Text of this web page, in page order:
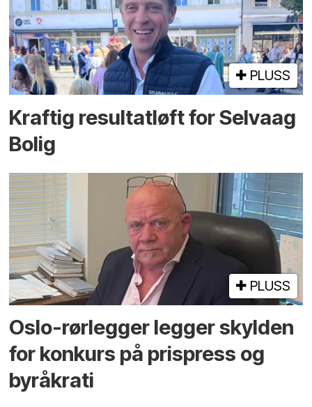
PLUSS
Kraftig resultatløft for Selvaag
Bolig
PLUSS
Oslo-rørlegger legger skylden
for konkurs på prispress og
byråkrati